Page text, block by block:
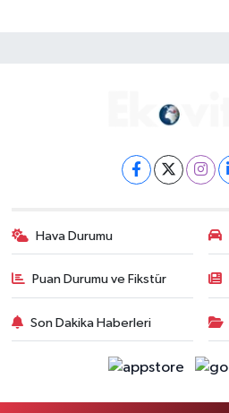
Hava Durumu
Puan Durumu ve Fikstür
Son Dakika Haberleri